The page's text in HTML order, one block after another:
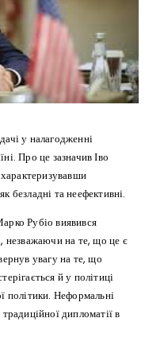
у налагодженні
Про це зазначив Іво
безладні та неефективні.
Рубіо виявився
незважаючи на те, що це є
увагу на те, що
й у політиці
політики. Неформальні
дипломатії в